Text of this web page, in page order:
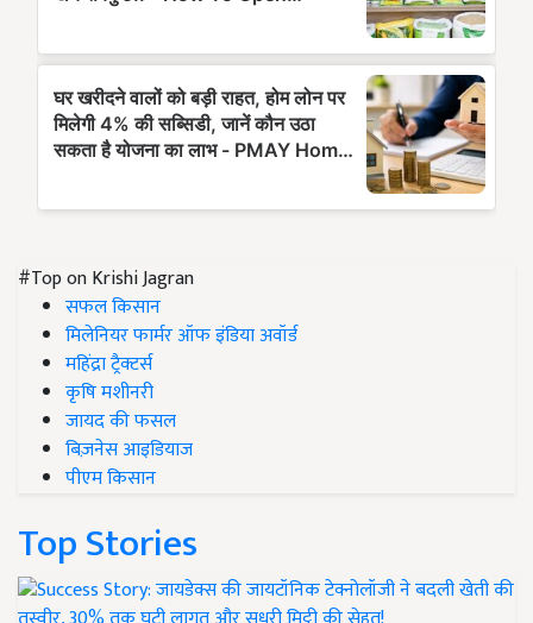
#Top on Krishi Jagran
सफल किसान
मिलेनियर फार्मर ऑफ इंडिया अवॉर्ड
महिंद्रा ट्रैक्टर्स
कृषि मशीनरी
जायद की फसल
बिज़नेस आइडियाज
पीएम किसान
Top Stories